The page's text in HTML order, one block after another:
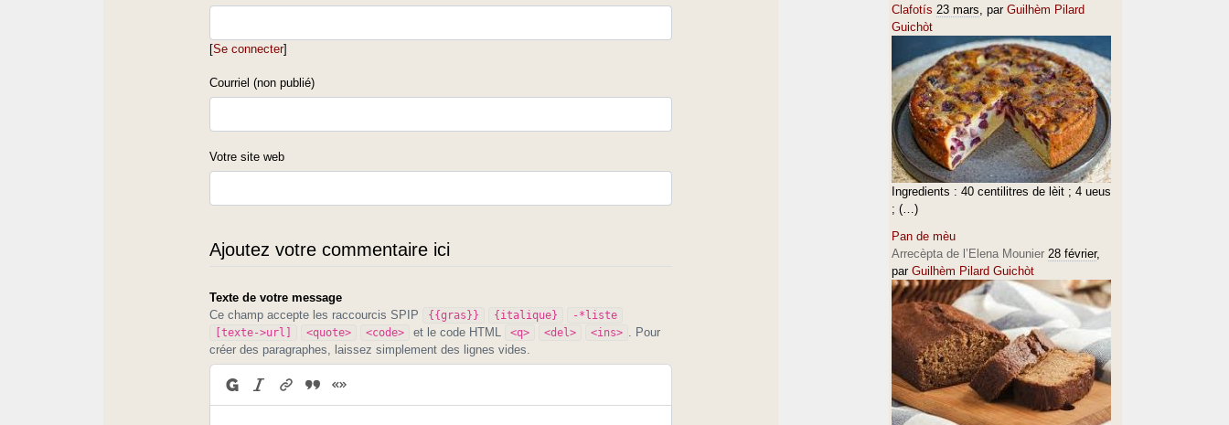
[Se connecter]
Courriel (non publié)
Votre site web
Ajoutez votre commentaire ici
Texte de votre message
Ce champ accepte les raccourcis SPIP
{{gras}} {italique}
-*liste
[texte->url]
<quote> <code> et le code HTML <q> <del> <ins>
. Pour
créer des paragraphes, laissez simplement des lignes vides.
Clafotís 23 mars, par Guilhèm Pilard
Guichòt
Ingredients : 40 centilitres de lèit ; 4 ueus
; (…)
Pan de mèu
Arrecèpta de l’Elena Mounier 28 février,
par Guilhèm Pilard Guichòt